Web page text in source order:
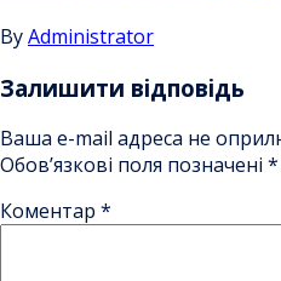
ByAdministrator
Залишити відповідь
Ваша e-mail адреса не
Обов’язкові поля позначені *
Коментар *